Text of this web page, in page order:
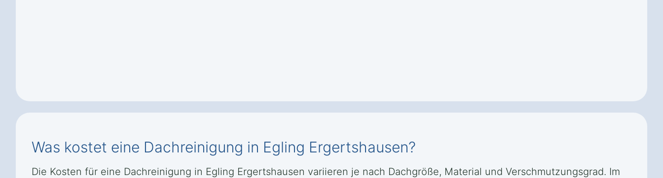
Was kostet eine Dachreinigung in Egling Ergertshausen?
Die Kosten für eine Dachreinigung in Egling Ergertshausen variieren je nach Dachgröße, Material und Verschmutzungsgrad. Im